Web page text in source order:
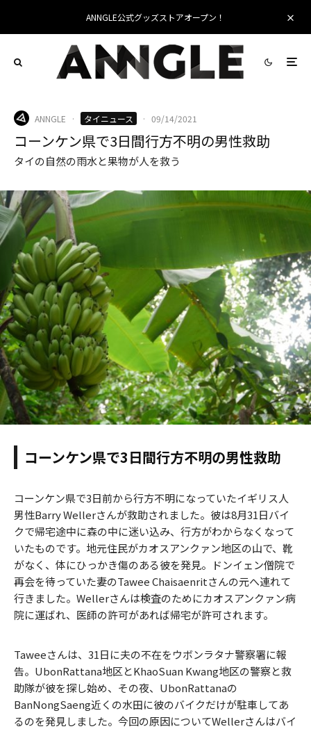
ANNGLE公式グッズストアオープン！
ANNGLE · タイニュース · 09/14/2021
コーンケン県で3日間行方不明の男性救助
タイの自然の雨水と果物が人を救う
コーンケン県で3日間行方不明の男性救助
コーンケン県で3日前から行方不明になっていたイギリス人
男性Barry Wellerさんが救助されました。彼は8月31日バイ
クで帰宅途中に森の中に迷い込み、行方がわからなくなって
いたものです。地元住民がカオスアンクァン地区の山で、靴
がなく、体にひっかき傷のある彼を発見。ドンイェン僧院で
再会を待っていた妻のTawee Chaisaenritさんの元へ連れて
行きました。Wellerさんは検査のためにカオスアンクァン病
院に運ばれ、医師の許可があれば帰宅が許可されます。
Taweeさんは、31日に夫の不在をウボンラタナ警察署に報
告。UbonRattana地区とKhaoSuan Kwang地区の警察と救
助隊が彼を探し始め、その夜、UbonRattanaの
BanNongSaeng近くの水田に彼のバイクだけが駐車してあ
るのを発見しました。今回の原因についてWellerさんはバイ